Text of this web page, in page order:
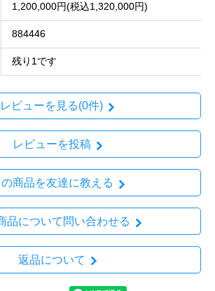
1,200,000円(税込1,320,000円)
884446
残り1です
レビューを見る(0件)
レビューを投稿
の商品を友達に教える
品について問い合わせる
返品について